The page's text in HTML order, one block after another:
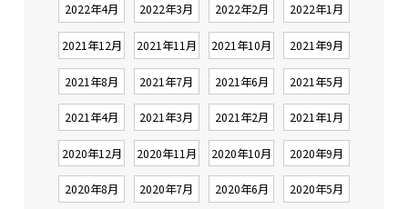
2022年4月 2022年3月 2022年2月 2022年1月
2021年12月 2021年11月 2021年10月 2021年9月
2021年8月 2021年7月 2021年6月 2021年5月
2021年4月 2021年3月 2021年2月 2021年1月
2020年12月 2020年11月 2020年10月 2020年9月
2020年8月 2020年7月 2020年6月 2020年5月